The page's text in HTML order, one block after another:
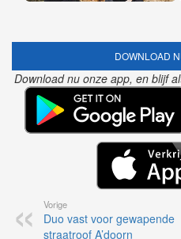
DOWNLOAD
Download nu onze app, en blijf
Vorige
Duo vast voor gewapende
straatroof A’doorn